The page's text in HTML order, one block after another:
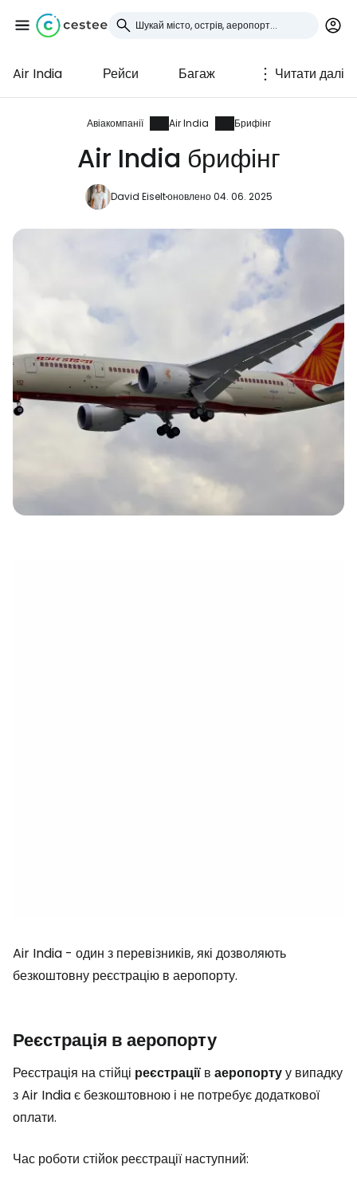
Air India Рейси Багаж Читати далі
Авіакомпанії Air India Брифінг
Air India брифінг
David Eiseltоновлено 04. 06. 2025
Air India - один з перевізників, які дозволяють
безкоштовну реєстрацію в аеропорту.
Реєстрація в аеропорту
Реєстрація на стійці реєстрації в аеропортуу випадку
з Air India є безкоштовною і не потребує додаткової
оплати.
Час роботи стійок реєстрації наступний:
Увійдіть до Cestee
... світова туристична спільнота
Продовжуйте з Google
Продовжуйте у Facebook